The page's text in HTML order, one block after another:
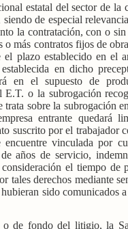
estatal del sector de la
de especial
la contratación, con o
más contratos fijos de
el plazo establecido en el
en dicho
en el supuesto de
E.T. o la subrogación
sobre la subrogación
entrante quedará
suscrito por el trabajador
vinculada por
años de servicio,
el tiempo de
tales derechos mediante
sido comunicados a
de fondo del litigio, la